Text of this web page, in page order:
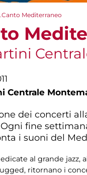
Mediterraneo
Centrale
dei concerti
fine
i suoni del
al grande jazz,
ritornano i